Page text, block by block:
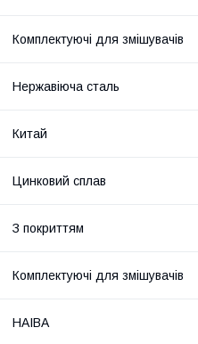
Комплектуючі для змішувачів
Нержавіюча сталь
Китай
Цинковий сплав
З покриттям
Комплектуючі для змішувачів
HAIBA